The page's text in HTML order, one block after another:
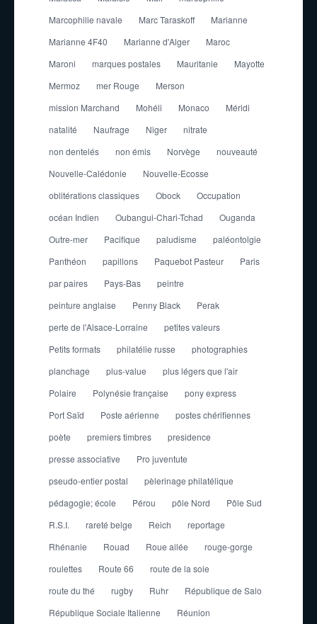
Marcophilie navale
Marc Taraskoff
Marianne
Marianne 4F40
Marianne d'Alger
Maroc
Maroni
marques postales Mauritanie
Mayotte
Mermoz
mer Rouge
Merson
mission Marchand
Mohéli Monaco
Méridi
natalité
Naufrage Niger
nitrate
non dentelés
non émis Norvège
nouveauté
Nouvelle-Calédonie
Nouvelle-Ecosse
oblitérations classiques
Obock
Occupation
océan Indien
Oubangui-Chari-Tchad
Ouganda
Outre-mer
Pacifique paludisme
paléontolgie
Panthéon
papillons Paquebot Pasteur
Paris
par paires
Pays-Bas
peintre
peinture anglaise
Penny Black
Perak
perte de l'Alsace-Lorraine
petites valeurs
Petits formats
philatélie russe
photographies
planchage
plus-value
plus légers que l'air
Polaire
Polynésie française
pony express
Port Saïd
Poste aérienne
postes chérifiennes
poète
premiers timbres
presidence
presse associative
Pro juventute
pseudo-entier postal
pèlerinage philatélique
pédagogie; école
Pérou pôle Nord
Pôle Sud
R.S.I.
rareté belge Reich
reportage
Rhénanie
Rouad Roue ailée
rouge-gorge
roulettes
Route 66
route de la soie
route du thé
rugby Ruhr
République de Salo
République Sociale Italienne
Réunion